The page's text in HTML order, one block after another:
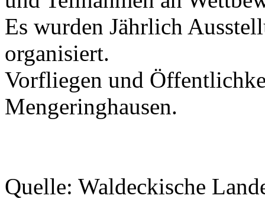
Es wurden Jährlich
organisiert.
Vorfliegen und
Mengeringhausen.
Quelle: Waldeckische